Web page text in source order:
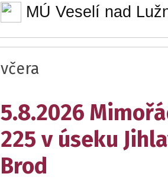
MÚ Veselí nad
včera
5.8.2026
225 v úseku
Brod